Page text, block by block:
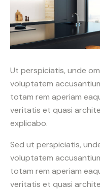
Ut perspiciatis, unde
voluptatem
totam rem aperiam
veritatis et quasi
explicabo.
Sed ut perspiciatis,
voluptatem
totam rem aperiam
veritatis et quasi